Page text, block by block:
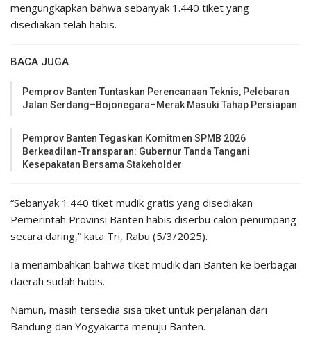
mengungkapkan bahwa sebanyak 1.440 tiket yang
disediakan telah habis.
BACA JUGA
Pemprov Banten Tuntaskan Perencanaan Teknis, Pelebaran
Jalan Serdang–Bojonegara–Merak Masuki Tahap Persiapan
Pemprov Banten Tegaskan Komitmen SPMB 2026
Berkeadilan-Transparan: Gubernur Tanda Tangani
Kesepakatan Bersama Stakeholder
“Sebanyak 1.440 tiket mudik gratis yang disediakan
Pemerintah Provinsi Banten habis diserbu calon penumpang
secara daring,” kata Tri, Rabu (5/3/2025).
Ia menambahkan bahwa tiket mudik dari Banten ke berbagai
daerah sudah habis.
Namun, masih tersedia sisa tiket untuk perjalanan dari
Bandung dan Yogyakarta menuju Banten.